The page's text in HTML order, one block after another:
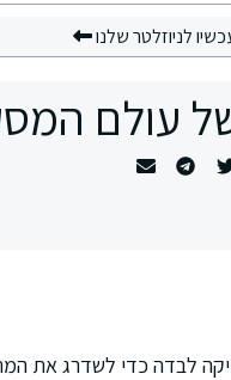
לניוזלטר שלנו
עולם
לבדה כדי לשדרג את